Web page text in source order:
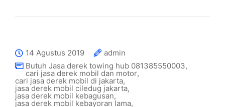
14 Agustus 2019
admin
Butuh Jasa derek towing hub 081385550003,
cari jasa derek mobil dan motor,
cari jasa derek mobil di jakarta,
jasa derek mobil ciledug jakarta,
jasa derek mobil kebagusan,
jasa derek mobil kebayoran lama,